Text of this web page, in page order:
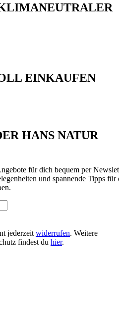
EINKAUFEN
HANS NATUR
für dich bequem per
und spannende Tipps für
jederzeit widerrufen. Weitere
findest du hier.